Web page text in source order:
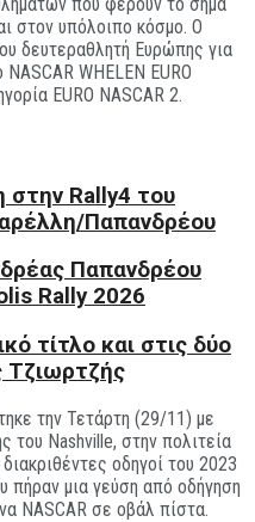
στον υπόλοιπο κόσμο. Ο
δευτεραθλητή Ευρώπης για
WHELEN EURO
EURO NASCAR 2.
στην Rally4 του
Παπανδρέου
Παπανδρέου
Rally 2026
τίτλο και στις δύο
Τζιωρτζής
την Τετάρτη (29/11) με
του Nashville, στην πολιτεία
οδηγοί του 2023
πήραν μια γεύση από οδήγηση
NASCAR σε οβάλ πίστα.